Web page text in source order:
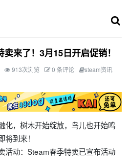
来了！3月15日开启促销！
913次浏览 0 条评论 steam资讯
化，树木开始绽放，鸟儿也开始鸣
到来！
活动：Steam春季特卖已宣布活动